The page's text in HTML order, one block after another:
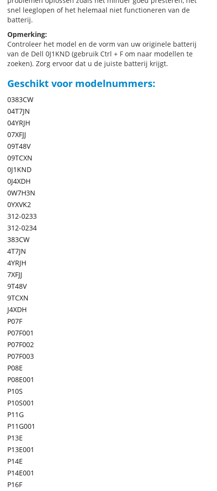
snel leeglopen of het helemaal niet functioneren van de
batterij.
Opmerking:
Controleer het model en de vorm van uw originele batterij
van de Dell 0J1KND (gebruik Ctrl + F om naar modellen te
zoeken). Zorg ervoor dat u de juiste batterij krijgt.
Geschikt voor modelnummers:
0383CW
04T7JN
04YRJH
07XFJJ
09T48V
09TCXN
0J1KND
0J4XDH
0W7H3N
0YXVK2
312-0233
312-0234
383CW
4T7JN
4YRJH
7XFJJ
9T48V
9TCXN
J4XDH
P07F
P07F001
P07F002
P07F003
P08E
P08E001
P10S
P10S001
P11G
P11G001
P13E
P13E001
P14E
P14E001
P16F